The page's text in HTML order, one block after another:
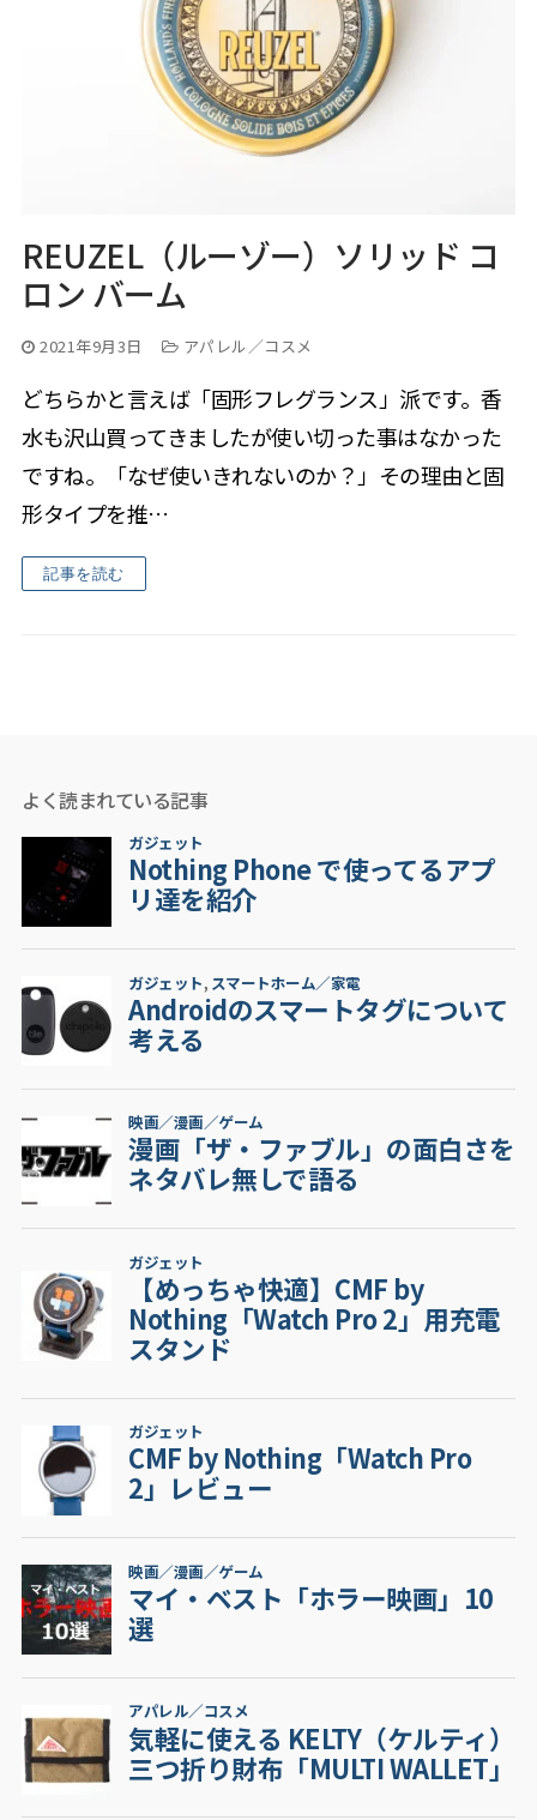
REUZEL（ルーゾー）ソリッド コ
ロン バーム
2021年9月3日 アパレル／コスメ
どちらかと言えば「固形フレグランス」派です。香
水も沢山買ってきましたが使い切った事はなかった
ですね。「なぜ使いきれないのか？」その理由と固
形タイプを推…
記事を読む
よく読まれている記事